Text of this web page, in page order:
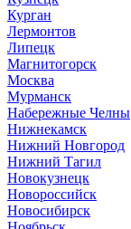
Курган
Лермонтов
Липецк
Магнитогорск
Москва
Мурманск
Набережные Челны
Нижнекамск
Нижний Новгород
Нижний Тагил
Новокузнецк
Новороссийск
Новосибирск